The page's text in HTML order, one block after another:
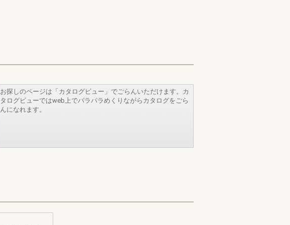
お探しのページは「カタログビュー」でごらんいただけます。カ
タログビューではweb上でパラパラめくりながらカタログをごら
んになれます。